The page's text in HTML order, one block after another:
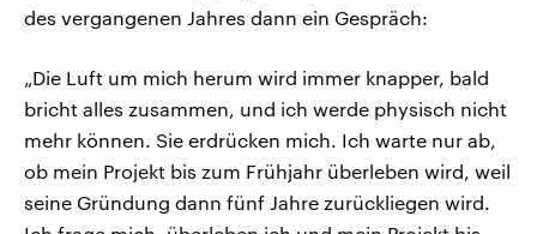
des vergangenen Jahres dann ein Gespräch:
„Die Luft um mich herum wird immer knapper, bald
bricht alles zusammen, und ich werde physisch nicht
mehr können. Sie erdrücken mich. Ich warte nur ab,
ob mein Projekt bis zum Frühjahr überleben wird, weil
seine Gründung dann fünf Jahre zurückliegen wird.